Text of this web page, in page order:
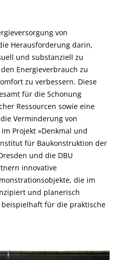
von
Herausforderung darin,
und substanziell zu
Energieverbrauch zu
zu verbessern. Diese
für die Schonung
Ressourcen sowie eine
Verminderung von
Projekt »Denkmal und
für Baukonstruktion der
und die DBU
innovative
die im
und planerisch
für die praktische